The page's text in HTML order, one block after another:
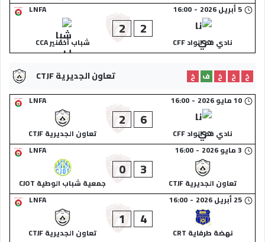
LNFA
5 أبريل 2026 -
16:00
نادي فم الواد CFF
2
2
شباب أخفنير CCA
تعاون الجديرية CTJF خ خ خ ف
خ
LNFA
10 مايو 2026 -
16:00
نادي فم الواد CFF
6
2
تعاون الجديرية CTJF
LNFA
3 مايو 2026 -
16:00
تعاون الجديرية CTJF
3
0
جمعية شباب الوطية CJOT
LNFA
25 أبريل 2026 -
16:00
نهضة طرفاية CRT
4
1
تعاون الجديرية CTJF